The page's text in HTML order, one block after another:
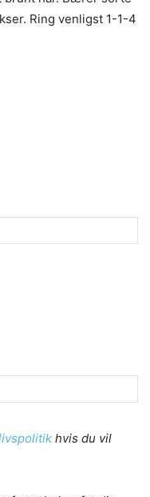
Ring venligst 1-1-4
hvis du vil